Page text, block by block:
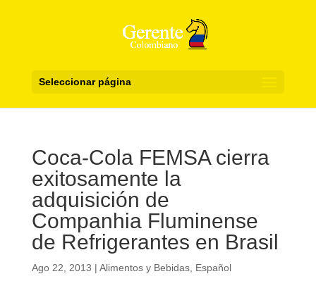
Seleccionar página
Coca-Cola FEMSA cierra
exitosamente la
adquisición de
Companhia Fluminense
de Refrigerantes en Brasil
Ago 22, 2013 | Alimentos y Bebidas, Español